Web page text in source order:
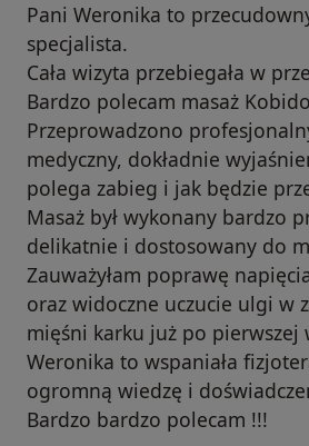
Pani Weronika to
specjalista.
Cała wizyta przebiegała w
Bardzo polecam masaż
Przeprowadzono
medyczny, dokładnie
polega zabieg i jak będzie
Masaż był wykonany bardzo
delikatnie i dostosowany do
Zauważyłam poprawę
oraz widoczne uczucie ulgi w
mięśni karku już po pierwszej
Weronika to wspaniała
ogromną wiedzę i
Bardzo bardzo polecam !!!